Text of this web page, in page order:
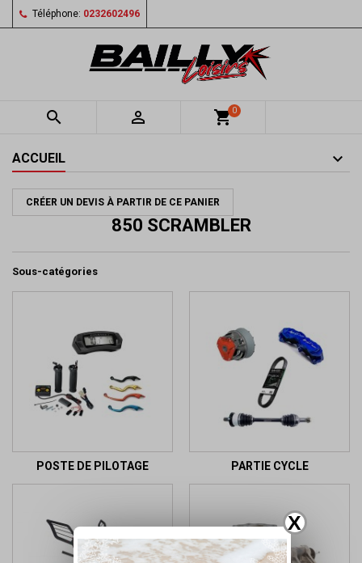
X
Téléphone: 0232602496
  shopping_cart0
ACCUEIL
CRÉER UN DEVIS À PARTIR DE CE PANIER
850 SCRAMBLER
Sous-catégories
POSTE DE PILOTAGE PARTIE CYCLE